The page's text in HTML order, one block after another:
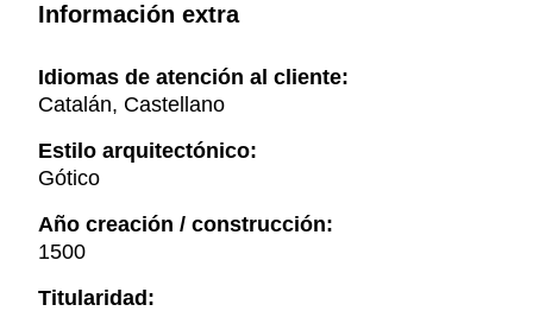
Información extra
Idiomas de atención al cliente:
Catalán, Castellano
Estilo arquitectónico:
Gótico
Año creación / construcción:
1500
Titularidad: